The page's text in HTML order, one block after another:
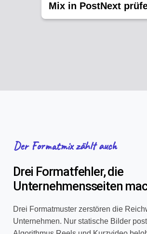
Mix in PostNext
Der Formatmix zählt auch
Drei Formatfehler, die
Unternehmensseiten
Drei Formatmuster zerstören die
Unternehmen. Nur statische Bilder